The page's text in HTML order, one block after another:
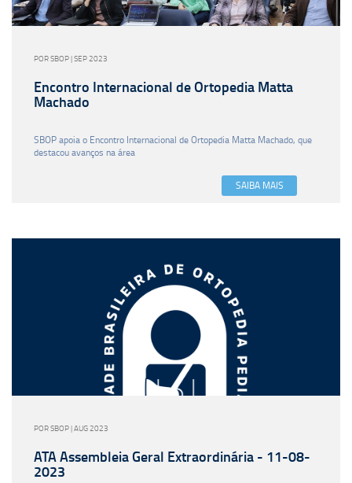
POR SBOP | SEP 2023
Encontro Internacional de Ortopedia Matta
Machado
SBOP apoia o Encontro Internacional de Ortopedia Matta Machado, que
destacou avanços na área
SAIBA MAIS
POR SBOP | AUG 2023
ATA Assembleia Geral Extraordinária - 11-08-
2023